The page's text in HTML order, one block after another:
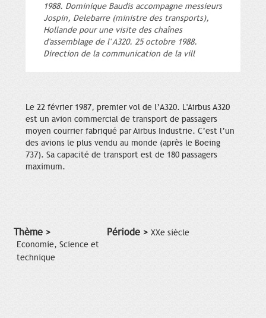
1988. Dominique Baudis accompagne messieurs
Jospin, Delebarre (ministre des transports),
Hollande pour une visite des chaînes
d'assemblage de l' A320. 25 octobre 1988.
Direction de la communication de la vill
Le 22 février 1987, premier vol de l’A320. L'Airbus A320
est un avion commercial de transport de passagers
moyen courrier fabriqué par Airbus Industrie. C’est l’un
des avions le plus vendu au monde (après le Boeing
737). Sa capacité de transport est de 180 passagers
maximum.
Thème >
Economie, Science et
technique
Période > XXe siècle